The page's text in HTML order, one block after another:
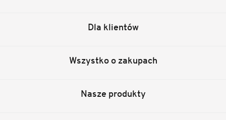
Dla klientów
Wszystko o zakupach
Nasze produkty